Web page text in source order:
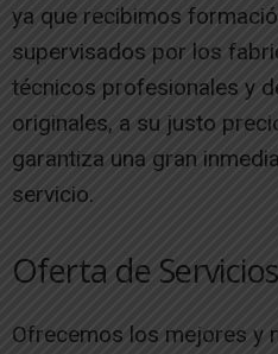
ya que recibimos
supervisados por los
técnicos profesionales y
originales, a su justo
garantiza una gran
servicio.
Oferta de Servicios
Ofrecemos los mejores y